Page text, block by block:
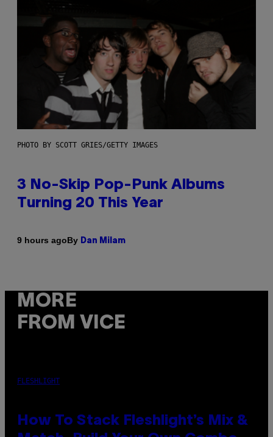
PHOTO BY SCOTT GRIES/GETTY IMAGES
3 No-Skip Pop-Punk Albums
Turning 20 This Year
9 hours agoBy Dan Milam
MORE
FROM VICE
FLESHLIGHT
How To Stack Fleshlight’s Mix &